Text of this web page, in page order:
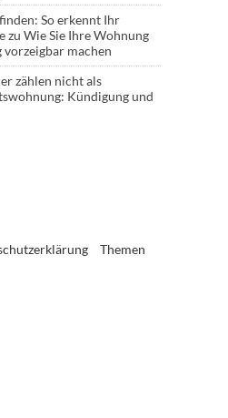
So erkennt Ihr
zu Wie Sie Ihre Wohnung
machen
zählen nicht als
Kündigung und
Themen